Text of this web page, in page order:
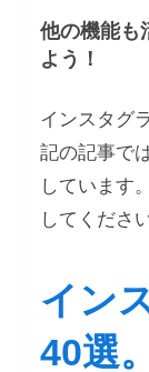
他の機能も
よう！
インスタグ
記の記事で
しています
してくださ
イン
40選